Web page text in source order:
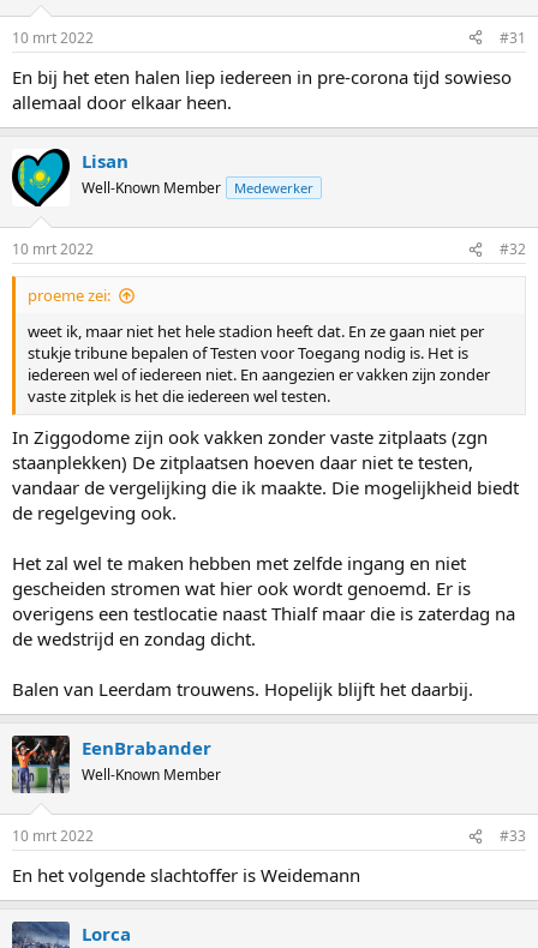
10 mrt 2022 #31
En bij het eten halen liep iedereen in pre-corona tijd sowieso
allemaal door elkaar heen.
Lisan
Well-Known Member Medewerker
10 mrt 2022 #32
proeme zei:
weet ik, maar niet het hele stadion heeft dat. En ze gaan niet per
stukje tribune bepalen of Testen voor Toegang nodig is. Het is
iedereen wel of iedereen niet. En aangezien er vakken zijn zonder
vaste zitplek is het die iedereen wel testen.
In Ziggodome zijn ook vakken zonder vaste zitplaats (zgn
staanplekken) De zitplaatsen hoeven daar niet te testen,
vandaar de vergelijking die ik maakte. Die mogelijkheid biedt
de regelgeving ook.
Het zal wel te maken hebben met zelfde ingang en niet
gescheiden stromen wat hier ook wordt genoemd. Er is
overigens een testlocatie naast Thialf maar die is zaterdag na
de wedstrijd en zondag dicht.
Balen van Leerdam trouwens. Hopelijk blijft het daarbij.
EenBrabander
Well-Known Member
10 mrt 2022 #33
En het volgende slachtoffer is Weidemann
Lorca